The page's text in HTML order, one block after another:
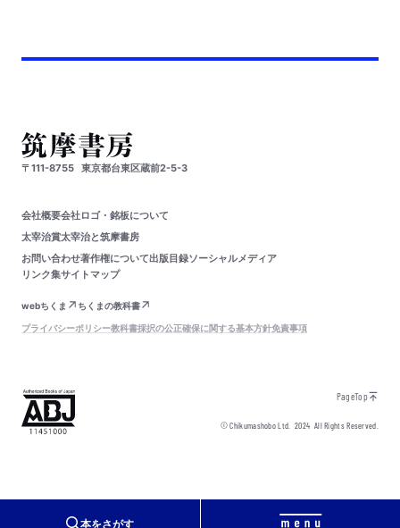
本をさがす
〒111-8755 東京都台東区蔵前2-5-3
会社概要会社ロゴ・銘板について
太宰治賞太宰治と筑摩書房
お問い合わせ著作権について出版目録ソーシャルメディア
リンク集サイトマップ
webちくま
ちくまの教科書
プライバシーポリシー教科書採択の公正確保に関する基本方針免責事項
PageTop
© Chikumashobo Ltd.2024 All Rights Reserved.